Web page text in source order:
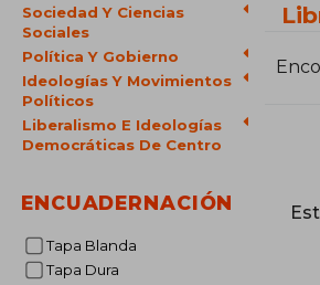
Sociedad Y Ciencias
Sociales
Política Y Gobierno
Ideologías Y Movimientos
Políticos
Liberalismo E Ideologías
Democráticas De Centro
ENCUADERNACIÓN
Tapa Blanda
Tapa Dura